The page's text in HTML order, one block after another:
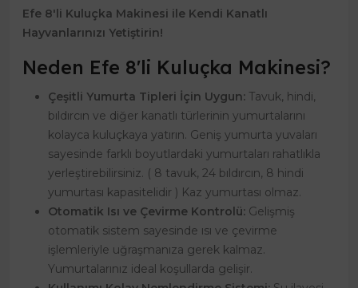
Efe 8'li Kuluçka Makinesi ile Kendi Kanatlı
Hayvanlarınızı Yetiştirin!
Neden Efe 8'li Kuluçka Makinesi?
Çeşitli Yumurta Tipleri İçin Uygun: Tavuk, hindi,
bıldırcın ve diğer kanatlı türlerinin yumurtalarını
kolayca kuluçkaya yatırın. Geniş yumurta yuvaları
sayesinde farklı boyutlardaki yumurtaları rahatlıkla
yerleştirebilirsiniz. ( 8 tavuk, 24 bıldırcın, 8 hindi
yumurtası kapasitelidir ) Kaz yumurtası olmaz.
Otomatik Isı ve Çevirme Kontrolü: Gelişmiş
otomatik sistem sayesinde ısı ve çevirme
işlemleriyle uğraşmanıza gerek kalmaz.
Yumurtalarınız ideal koşullarda gelişir.